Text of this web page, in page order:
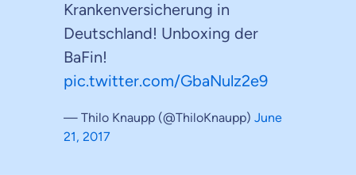
Krankenversicherung in
Deutschland! Unboxing der
BaFin!
pic.twitter.com/GbaNulz2e9
— Thilo Knaupp (@ThiloKnaupp) June
21, 2017